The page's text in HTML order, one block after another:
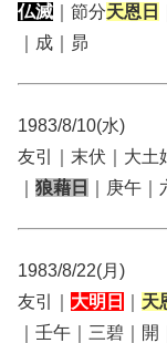
仏滅 ｜節分天恩日
｜成｜昴
1983/8/10(水)
友引｜末伏｜大土
狼藉日 ｜庚午
1983/8/22(月)
友引｜ 大明日 天
｜壬午｜三碧｜開